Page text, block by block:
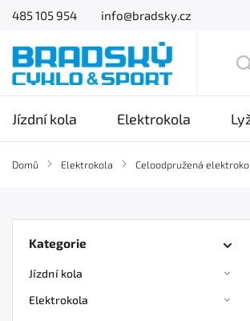
485 105 954 info@bradsky.cz
Jízdní kola Elektrokola
Domů / Elektrokola / Celoodpružená
Kategorie
Jízdní kola
Elektrokola